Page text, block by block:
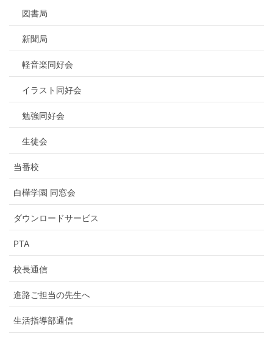
図書局
新聞局
軽音楽同好会
イラスト同好会
勉強同好会
生徒会
当番校
白樺学園 同窓会
ダウンロードサービス
PTA
校長通信
進路ご担当の先生へ
生活指導部通信